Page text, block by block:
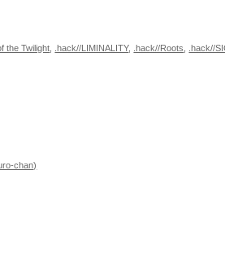
the Twilight .hack//LIMINALITY, .hack//Roots .hack//
chan)